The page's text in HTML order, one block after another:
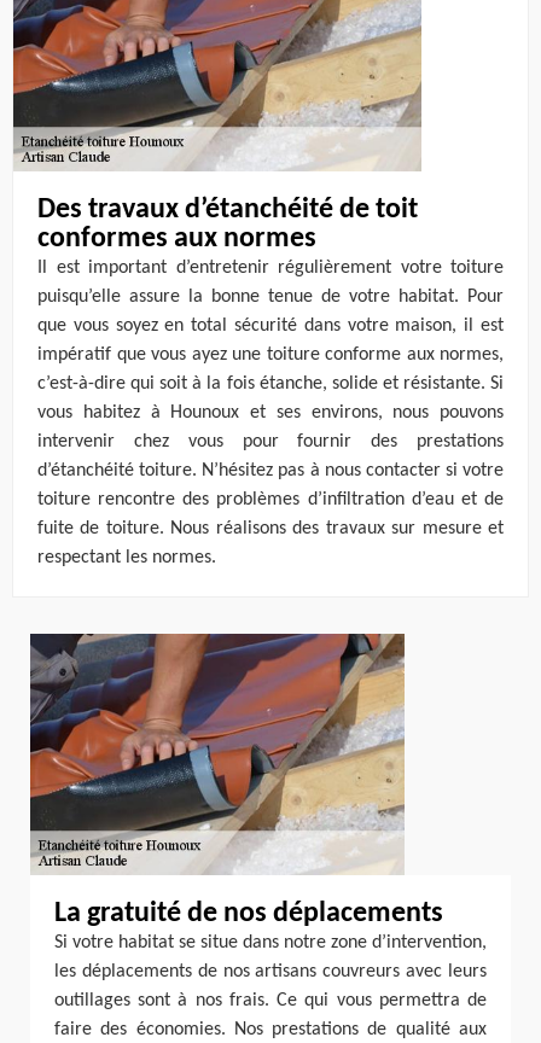
Des travaux d’étanchéité de toit
conformes aux normes
Il est important d’entretenir régulièrement votre toiture
puisqu’elle assure la bonne tenue de votre habitat. Pour
que vous soyez en total sécurité dans votre maison, il est
impératif que vous ayez une toiture conforme aux normes,
c’est-à-dire qui soit à la fois étanche, solide et résistante. Si
vous habitez à Hounoux et ses environs, nous pouvons
intervenir chez vous pour fournir des prestations
d’étanchéité toiture. N’hésitez pas à nous contacter si votre
toiture rencontre des problèmes d’infiltration d’eau et de
fuite de toiture. Nous réalisons des travaux sur mesure et
respectant les normes.
La gratuité de nos déplacements
Si votre habitat se situe dans notre zone d’intervention,
les déplacements de nos artisans couvreurs avec leurs
outillages sont à nos frais. Ce qui vous permettra de
faire des économies. Nos prestations de qualité aux